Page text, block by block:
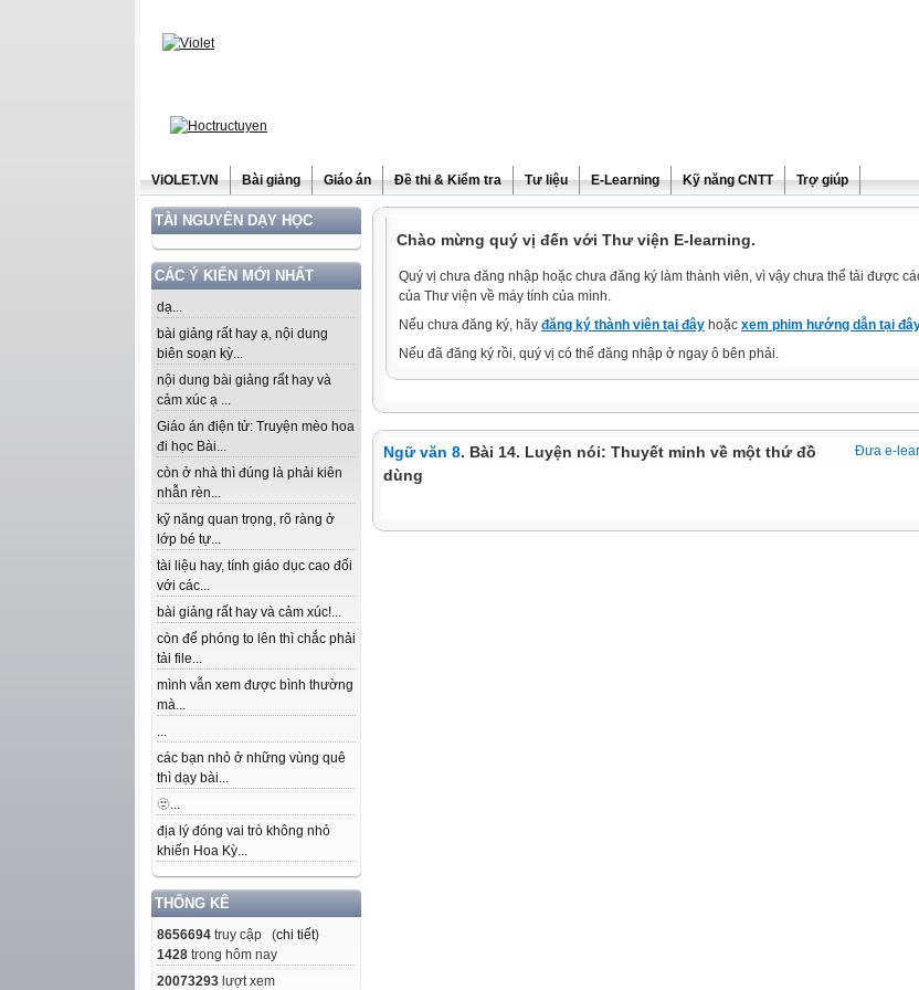
ViOLET.VN Bài giảng Giáo án Đề thi & Kiểm tra Tư liệu E-Learning Kỹ năng CNTT Trợ giúp
TÀI NGUYÊN DẠY HỌC
CÁC Ý KIẾN MỚI NHẤT
dạ...
bài giảng rất hay ạ, nội dung
biên soạn kỳ...
nội dung bài giảng rất hay và
cảm xúc ạ ...
Giáo án điện tử: Truyện mèo hoa
đi học Bài...
còn ở nhà thì đúng là phải kiên
nhẫn rèn...
kỹ năng quan trọng, rõ ràng ở
lớp bé tự...
tài liệu hay, tính giáo dục cao đối
với các...
bài giảng rất hay và cảm xúc!...
còn để phóng to lên thì chắc phải
tải file...
mình vẫn xem được bình thường
mà...
...
các bạn nhỏ ở những vùng quê
thì dạy bài...
🫥...
địa lý đóng vai trò không nhỏ
khiến Hoa Kỳ...
THỐNG KÊ
8656694 truy cập (chi tiết)
1428 trong hôm nay
20073293 lượt xem
Chào mừng quý vị đến với Thư viện E-learning.
Quý vị chưa đăng nhập hoặc chưa đăng ký làm thành viên, vì vậy chưa thể tải được
của Thư viện về máy tính của mình.
Nếu chưa đăng ký, hãy đăng ký thành viên tại đây hoặc xem phim hướng dẫn tại
Nếu đã đăng ký rồi, quý vị có thể đăng nhập ở ngay ô bên phải.
Đưa e-
Ngữ văn 8. Bài 14. Luyện nói: Thuyết minh về một thứ đồ
dùng